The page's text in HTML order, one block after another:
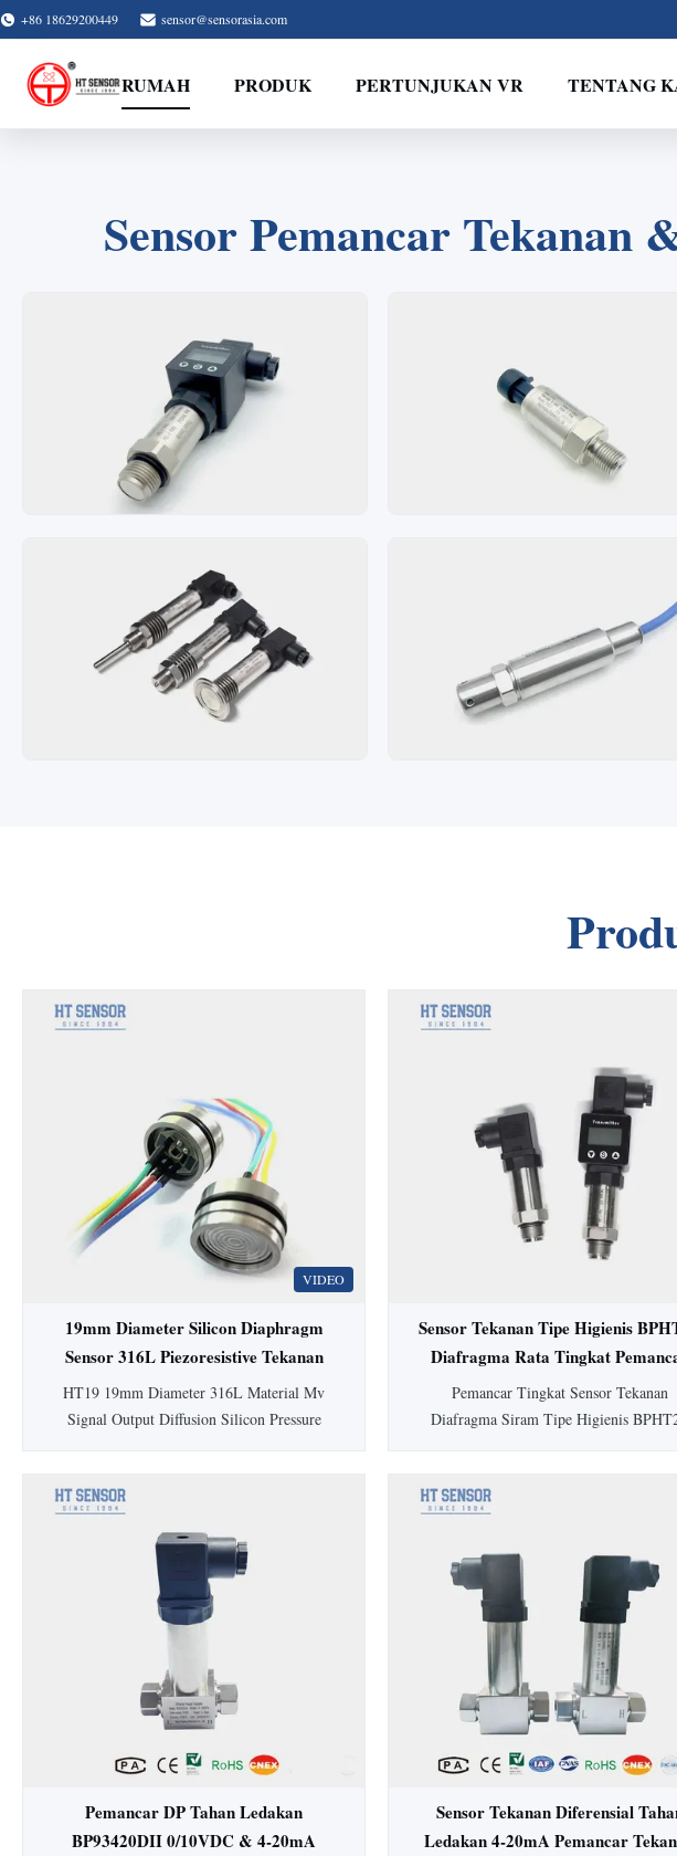
+86 18629200449 sensor@sensorasia.com
RUMAH PRODUK PERTUNJUKAN VR TENTANG
Sensor Pemancar Tekanan
VIDEO
19mm Diameter Silicon Diaphragm
Sensor 316L Piezoresistive Tekanan
Sensor
HT19 19mm Diameter 316L Material Mv
Signal Output Diffusion Silicon Pressure
15mm: HT19 piezoresistive silicon pressure
tinggi difuse reflection silicon sensing
element...
Sensor Tekanan Tipe Higienis
Diafragma Rata Tingkat
Tekanan
Pemancar Tingkat Sensor Tekanan
Diafragma Siram Tipe Higienis
Dengan akurasi ±0,5%, perlindungan
untuk industri medis, biofarmasi, dan
makanan. Tersedia jenis dan keluaran
yang dapat disesuaikan.
Pemancar DP Tahan Ledakan
BP93420DII 0/10VDC & 4-20mA
Sensor Tekanan Diferensial
Ledakan 4-20mA Pemancar